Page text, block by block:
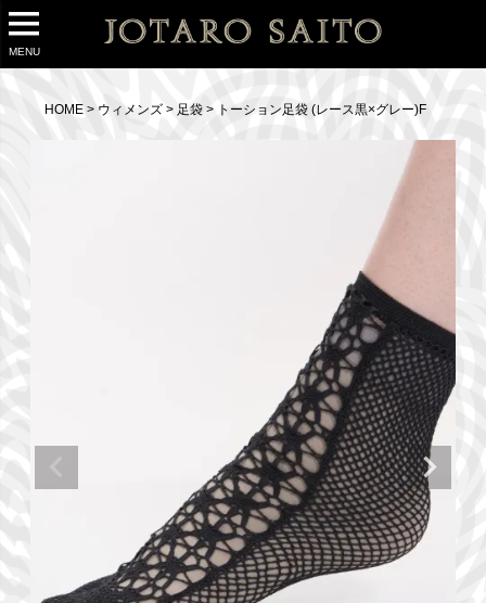
MENU
HOME ウィメンズ 足袋 トーション足袋 (レース黒×グレー)F